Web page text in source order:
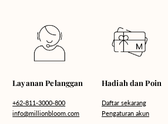
Layanan Pelanggan
+62-811-3000-800
info@millionbloom.com
Hadiah dan Poin
Daftar sekarang
Pengaturan akun